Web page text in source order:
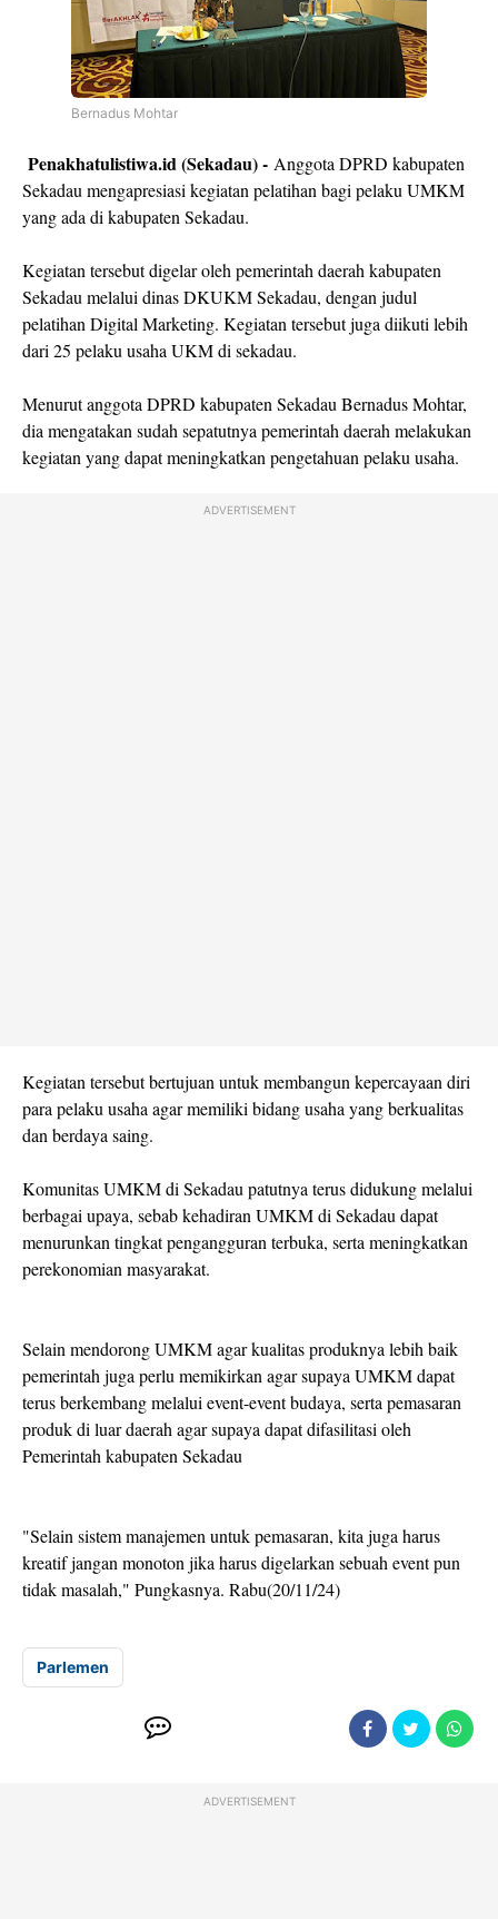
Bernadus Mohtar
Penakhatulistiwa.id (Sekadau) - Anggota DPRD kabupaten
Sekadau mengapresiasi kegiatan pelatihan bagi pelaku UMKM
yang ada di kabupaten Sekadau.
Kegiatan tersebut digelar oleh pemerintah daerah kabupaten
Sekadau melalui dinas DKUKM Sekadau, dengan judul
pelatihan Digital Marketing. Kegiatan tersebut juga diikuti lebih
dari 25 pelaku usaha UKM di sekadau.
Menurut anggota DPRD kabupaten Sekadau Bernadus Mohtar,
dia mengatakan sudah sepatutnya pemerintah daerah melakukan
kegiatan yang dapat meningkatkan pengetahuan pelaku usaha.
ADVERTISEMENT
Kegiatan tersebut bertujuan untuk membangun kepercayaan diri
para pelaku usaha agar memiliki bidang usaha yang berkualitas
dan berdaya saing.
Komunitas UMKM di Sekadau patutnya terus didukung melalui
berbagai upaya, sebab kehadiran UMKM di Sekadau dapat
menurunkan tingkat pengangguran terbuka, serta meningkatkan
perekonomian masyarakat.
Selain mendorong UMKM agar kualitas produknya lebih baik
pemerintah juga perlu memikirkan agar supaya UMKM dapat
terus berkembang melalui event-event budaya, serta pemasaran
produk di luar daerah agar supaya dapat difasilitasi oleh
Pemerintah kabupaten Sekadau
"Selain sistem manajemen untuk pemasaran, kita juga harus
kreatif jangan monoton jika harus digelarkan sebuah event pun
tidak masalah," Pungkasnya. Rabu(20/11/24)
Parlemen
ADVERTISEMENT